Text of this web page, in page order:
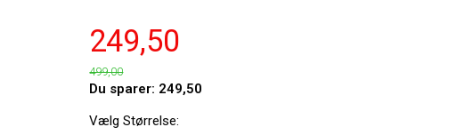
249,50
499,00
Du sparer: 249,50
Vælg Størrelse: